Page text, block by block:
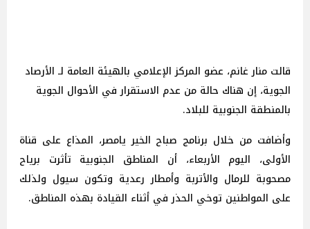
قالت منار غانم، عضو المركز الإعلامي بالهيئة العامة لـ الأرصاد
الجوية، إن هناك حالة من عدم الاستقرار في الأحوال الجوية
بالمنطقة الجنوبية للبلاد.
وأضافت من خلال برنامج صباح الخير يامصر، المذاع على قناة
الأولى، اليوم الأربعاء، أن المناطق الجنوبية تأثرت برياح
مصحوبة للرمال والأتربة وأمطار رعدية وتكون سيول ولذلك
على المواطنين توخي الحذر في أثناء القيادة بهذه المناطق.